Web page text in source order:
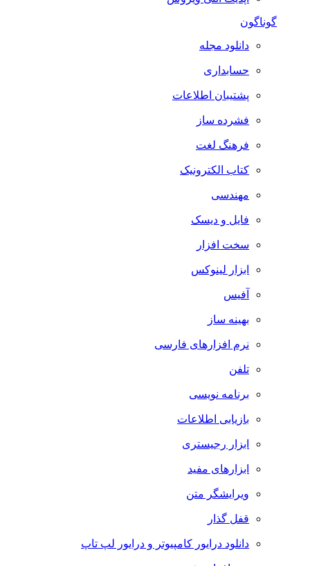
گوناگون
دانلود مجله
حسابداری
پشتیبان اطلاعات
فشرده ساز
فرهنگ لغت
کتاب الکترونیک
مهندسی
فایل و دیسک
سخت افزار
ابزار لینوکس
آفیس
بهینه ساز
نرم افزارهای فارسی
تلفن
برنامه نویسی
بازیابی اطلاعات
ابزار رجیستری
ابزارهای مفید
ویرایشگر متن
قفل گذار
دانلود درایور کامپیوتر و درایور لپ تاپ